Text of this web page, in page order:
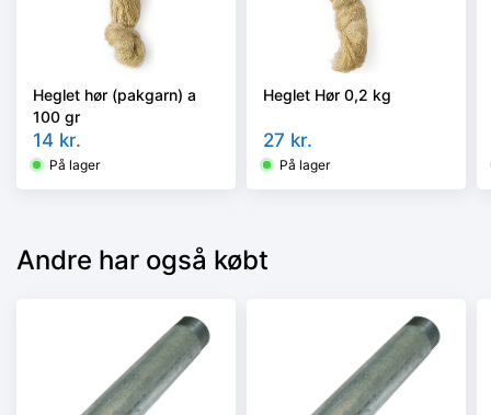
Heglet hør (pakgarn) a
100 gr
14 kr.
På lager
Heglet Hør 0,2 kg
27 kr.
På lager
Andre har også købt